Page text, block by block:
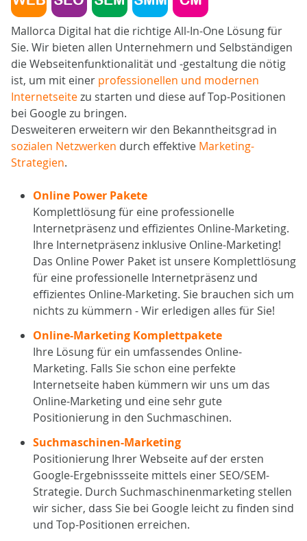
Mallorca Digital hat die richtige All-In-One Lösung für
Sie. Wir bieten allen Unternehmern und Selbständigen
die Webseitenfunktionalität und -gestaltung die nötig
ist, um mit einer professionellen und modernen
Internetseitezu starten und diese auf Top-Positionen
bei Google zu bringen.
Desweiteren erweitern wir den Bekanntheitsgrad in
sozialen Netzwerken durch effektive Marketing-
Strategien.
Online Power Pakete
Komplettlösung für eine professionelle
Internetpräsenz und effizientes Online-Marketing.
Ihre Internetpräsenz inklusive Online-Marketing!
Das Online Power Paket ist unsere Komplettlösung
für eine professionelle Internetpräsenz und
effizientes Online-Marketing. Sie brauchen sich um
nichts zu kümmern - Wir erledigen alles für Sie!
Online-Marketing Komplettpakete
Ihre Lösung für ein umfassendes Online-
Marketing. Falls Sie schon eine perfekte
Internetseite haben kümmern wir uns um das
Online-Marketing und eine sehr gute
Positionierung in den Suchmaschinen.
Suchmaschinen-Marketing
Positionierung Ihrer Webseite auf der ersten
Google-Ergebnissseite mittels einer SEO/SEM-
Strategie. Durch Suchmaschinenmarketing stellen
wir sicher, dass Sie bei Google leicht zu finden sind
und Top-Positionen erreichen.